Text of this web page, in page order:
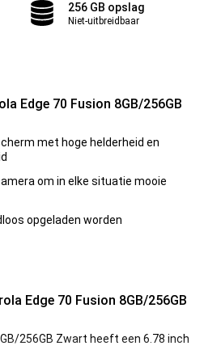
256 GB opslag
Niet-uitbreidbaar
Edge 70 Fusion 8GB/256GB
met hoge helderheid en
om in elke situatie mooie
opgeladen worden
Edge 70 Fusion 8GB/256GB
256GB Zwart heeft een 6.78 inch